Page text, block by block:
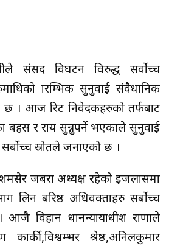
संसद विघटन विरुद्ध सर्वोच्च
प्रारम्भिक सुनुवाई संवैधानिक
। आज रिट निवेदकहरुको तर्फबाट
बहस र राय सुन्नुपर्ने भएकाले सुनुवाई
स्रोतले जनाएको छ ।
शमसेर जबरा अध्यक्ष रहेको इजलासमा
लिन बरिष्ठ अधिवक्ताहरु सर्बोच्च
विहान प्रधानन्यायाधीश राणाले
कार्की,विश्वम्भर श्रेष्ठ,अनिलकुमार